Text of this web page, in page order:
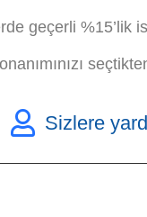
geçerli %15’lik
Sizlere